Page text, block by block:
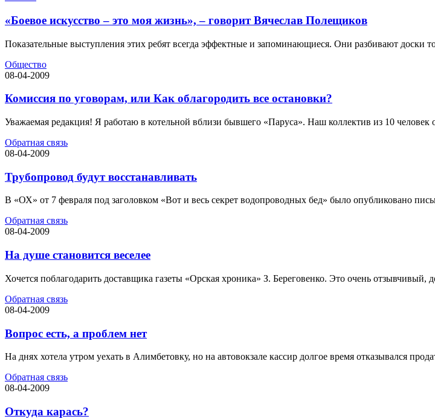
«Боевое искусство – это моя жизнь», – говорит Вячеслав Полещиков
Показательные выступления этих ребят всегда эффектные и запоминающиеся. Они разбивают
Общество
08-04-2009
Комиссия по уговорам, или Как облагородить все остановки?
Уважаемая редакция! Я работаю в котельной вблизи бывшего «Паруса». Наш коллектив из 10
Обратная связь
08-04-2009
Трубопровод будут восстанавливать
В «ОХ» от 7 февраля под заголовком «Вот и весь секрет водопроводных бед» было опубликовано
Обратная связь
08-04-2009
На душе становится веселее
Хочется поблагодарить доставщика газеты «Орская хроника» З. Береговенко. Это очень отзывчивый,
Обратная связь
08-04-2009
Вопрос есть, а проблем нет
На днях хотела утром уехать в Алимбетовку, но на автовокзале кассир долгое время отказывался
Обратная связь
08-04-2009
Откуда карась?